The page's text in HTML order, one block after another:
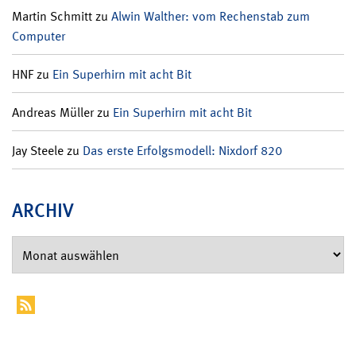
Martin Schmittzu Alwin Walther: vom Rechenstab zum
Computer
HNFzu Ein Superhirn mit acht Bit
Andreas Müllerzu Ein Superhirn mit acht Bit
Jay Steelezu Das erste Erfolgsmodell: Nixdorf 820
ARCHIV